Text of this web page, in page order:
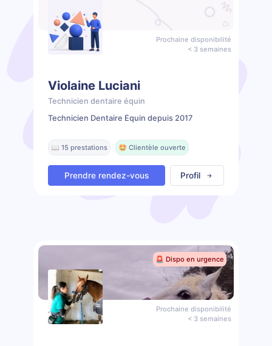
Prochaine disponibilité
< 3 semaines
Violaine Luciani
Technicien dentaire équin
Technicien Dentaire Équin depuis 2017
📖 15 prestations 🤩 Clientèle ouverte
Prendre rendez-vous Profil
🚨 Dispo en urgence
Prochaine disponibilité
< 3 semaines